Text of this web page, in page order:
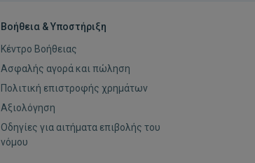
Βοήθεια & Υποστήριξη
Κέντρο Βοήθειας
Ασφαλής αγορά και πώληση
Πολιτική επιστροφής χρημάτων
Αξιολόγηση
Οδηγίες για αιτήματα επιβολής του
νόμου